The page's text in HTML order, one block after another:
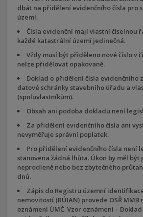
dbát na přidělení evidenčního čísla pro
území.
Čísla evidenční mají vlastní číselnou
každé katastrální území jedinečná.
Vždy musí být přiděleno nové číslo v
nelze přidělovat opakovaně.
Doklad o přidělení čísla evidenčního
datové schránky stavebního úřadu a
(spoluvlastníkům).
Obsah ani podoba dokladu není
Za přidělení evidenčního čísla ani
nevyměřuje správní poplatek.
Pro přidělení evidenčního čísla není
stanovena žádná lhůta. Úkon by měl být
neprodleně nebo bez zbytečného
dnů.
Zápis do Registru územní
nemovitostí (RÚIAN) provede OSŘ MMB
oznámení ÚMČ. Vzor oznámení –